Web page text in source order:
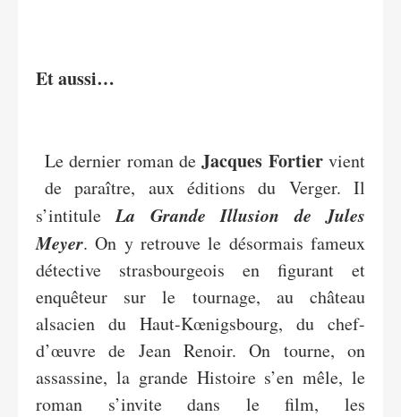
Et aussi…
Le dernier roman deJacques Fortiervient
de paraître, aux éditions du Verger. Il
s’intituleLa Grande Illusion de Jules
Meyer. On y retrouve le désormais fameux
détective strasbourgeois en figurant et
enquêteur sur le tournage, au château
alsacien du Haut-Kœnigsbourg, du chef-
d’œuvre de Jean Renoir. On tourne, on
assassine, la grande Histoire s’en mêle, le
roman s’invite dans le film, les